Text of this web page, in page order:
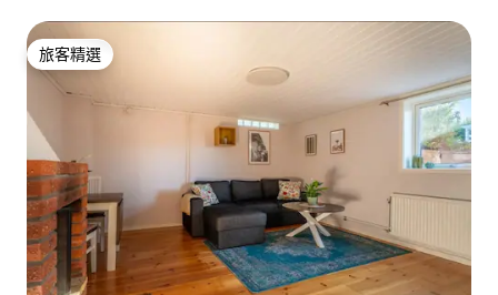
旅客精選
旅客精選